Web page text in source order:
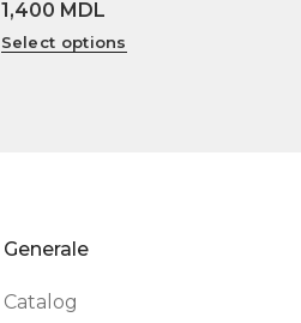
1,400 MDL
Select options
Generale
Catalog